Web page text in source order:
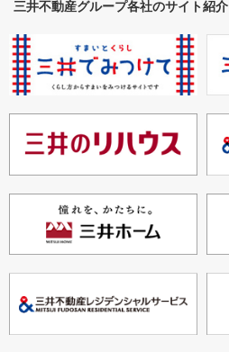
三井不動産グループ各社のサイト紹介